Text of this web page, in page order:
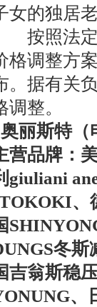
女的独居
按照法定
格调整方
。据有关
调整。
丽斯特（
营品牌：
giuliani
、
冬
吉翁斯稳
、